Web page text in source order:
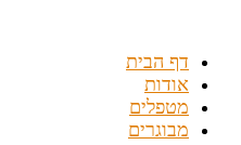
דף הבית
אודות
מטפלים
מבוגרים